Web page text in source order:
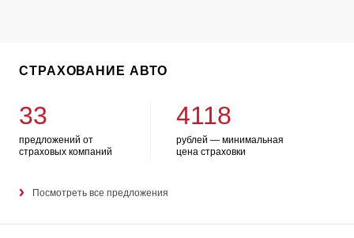
СТРАХОВАНИЕ АВТО
33
предложений от
страховых компаний
4118
рублей — минимальная
цена страховки
Посмотреть все предложения